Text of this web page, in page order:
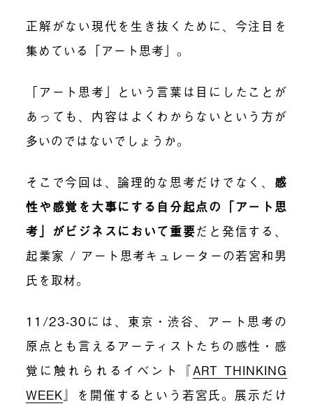
正解がない現代を生き抜くために、今注目を
集めている「アート思考」。
「アート思考」という言葉は目にしたことが
あっても、内容はよくわからないという方が
多いのではないでしょうか。
そこで今回は、論理的な思考だけでなく、 感
性や感覚を大事にする自分起点の「アート思
考」がビジネスにおいて重要だと発信する、
起業家 / アート思考キュレーターの若宮和男
氏を取材。
11/23-30には、東京・渋谷、 アート思考の
原点とも言えるアーティストたちの感性・感
覚に触れられるイベント『ART THINKING
WEEK 』を開催するという若宮氏。展示だけ